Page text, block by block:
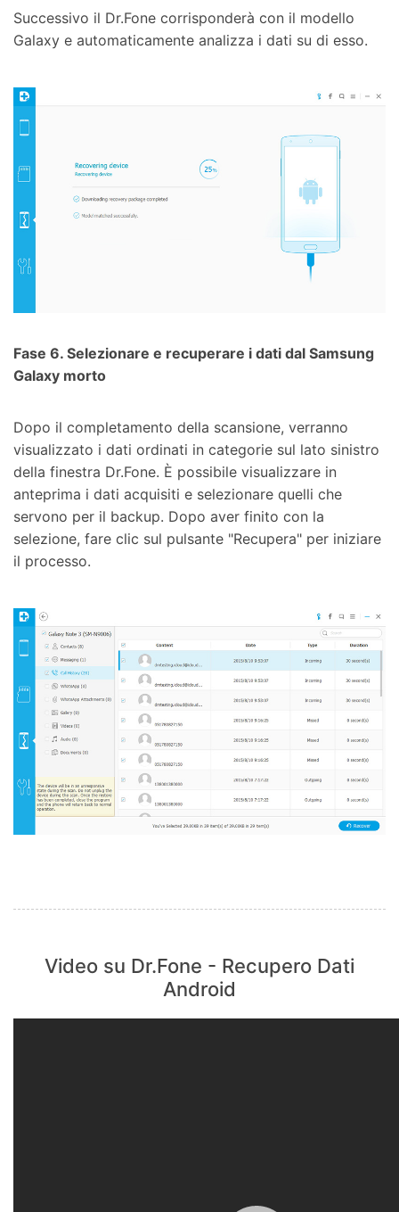
Successivo il Dr.Fone corrisponderà con il modello
Galaxy e automaticamente analizza i dati su di esso.
Fase 6. Selezionare e recuperare i dati dal Samsung
Galaxy morto
Dopo il completamento della scansione, verranno
visualizzato i dati ordinati in categorie sul lato sinistro
della finestra Dr.Fone. È possibile visualizzare in
anteprima i dati acquisiti e selezionare quelli che
servono per il backup. Dopo aver finito con la
selezione, fare clic sul pulsante "Recupera" per iniziare
il processo.
Video su Dr.Fone - Recupero Dati
Android